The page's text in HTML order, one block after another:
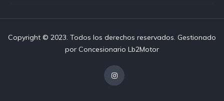
Copyright © 2023. Todos los derechos reservados. Gestionado
por Concesionario Lb2Motor